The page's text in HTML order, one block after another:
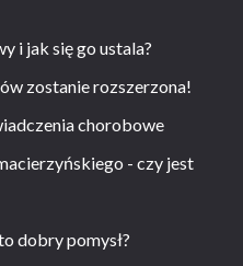
i jak się go ustala?
zostanie rozszerzona!
chorobowe
- czy jest
dobry pomysł?